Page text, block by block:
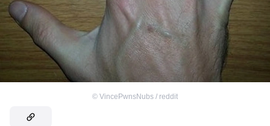
© VincePwnsNubs / reddit